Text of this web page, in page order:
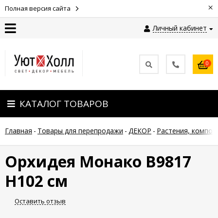
Полная версия сайта ×
Личный кабинет
Оплата
Доставка
Гарантия
возврат
Новости
0
КАТАЛОГ ТОВАРОВ
Главная - Товары для перепродажи - ДЕКОР - Растения,
Орхидея Монако В9817
Н102 см
Оставить отзыв